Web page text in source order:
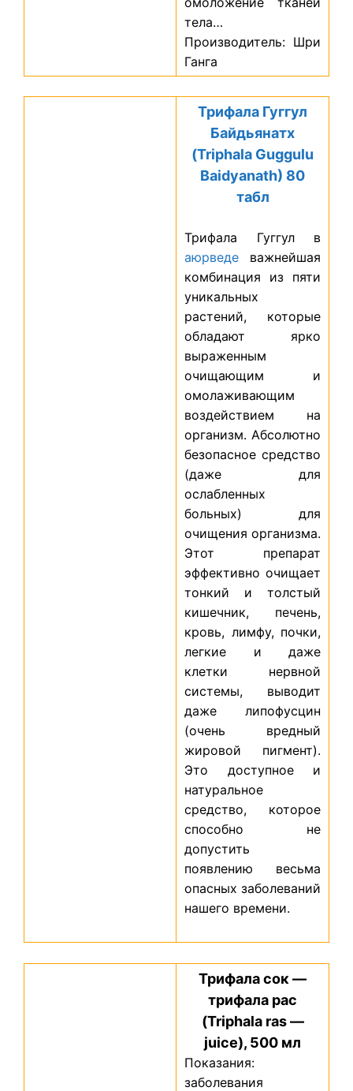
тела…
Производитель: Шри
Ганга
Трифала Гуггул
Байдьянатх
(Triphala Guggulu
Baidyanath) 80
табл
Трифала Гуггул в
аюрведе важнейшая
комбинация из пяти
уникальных
растений, которые
обладают ярко
выраженным
очищающим и
омолаживающим
воздействием на
организм. Абсолютно
безопасное средство
(даже для
ослабленных
больных) для
очищения организма.
Этот препарат
эффективно очищает
тонкий и толстый
кишечник, печень,
кровь, лимфу, почки,
легкие и даже
клетки нервной
системы, выводит
даже липофусцин
(очень вредный
жировой пигмент).
Это доступное и
натуральное
средство, которое
способно не
допустить
появлению весьма
опасных заболеваний
нашего времени.
Трифала сок —
трифала рас
(Triphala ras —
juice), 500 мл
Показания:
заболевания